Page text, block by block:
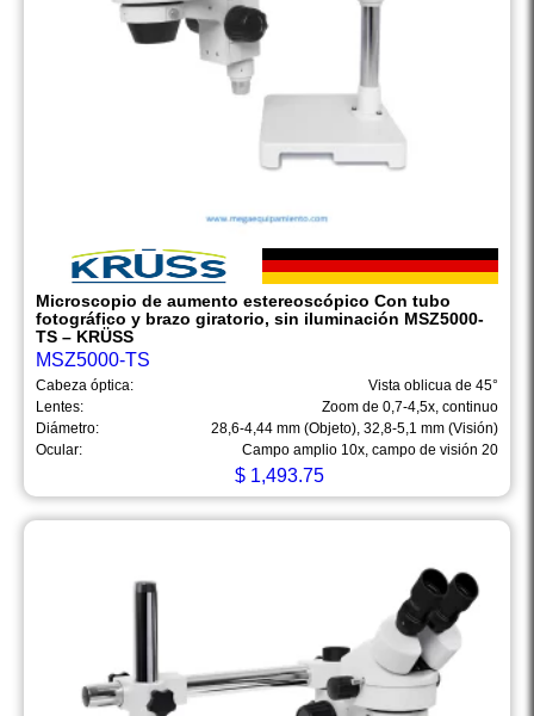
Microscopio de aumento estereoscópico Con tubo
fotográfico y brazo giratorio, sin iluminación MSZ5000-
TS – KRÜSS
MSZ5000-TS
Cabeza óptica:
Vista oblicua de 45°
Lentes:
Zoom de 0,7-4,5x, continuo
Diámetro:
28,6-4,44 mm (Objeto), 32,8-5,1 mm (Visión)
Ocular:
Campo amplio 10x, campo de visión 20
$1,493.75